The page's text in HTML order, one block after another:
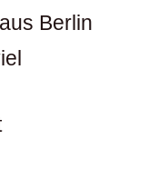
Berlin